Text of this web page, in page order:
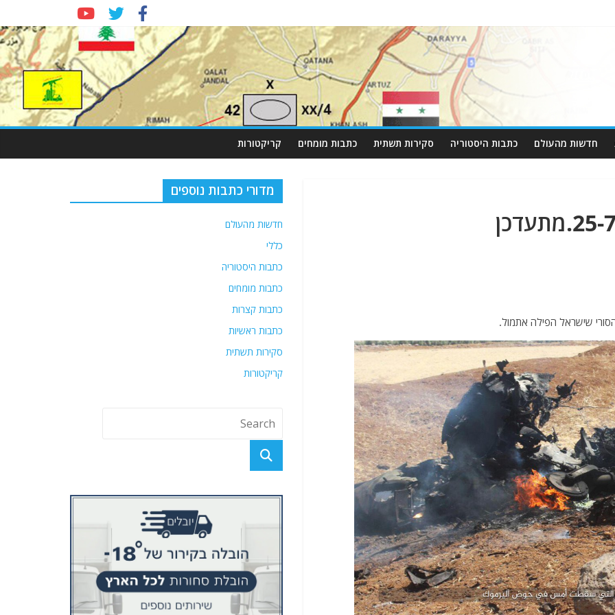
חדשות מהעולם כתבות היסטוריה סקירות תשתית כתבות מומחים קריקטורות
שישראל הפילה אתמול.
מדורי כתבות נוספים
חדשות מהעולם
כללי
כתבות היסטוריה
כתבות מומחים
כתבות קצרות
כתבות ראשיות
סקירות תשתית
קריקטורות
פוסטים אחרונים
"אילו הנהגת חמאס הייתה צופה מראש את השלכות
מתקפת ה-7 באוקטובר ואת חורבן רצועת עזה – המתקפה